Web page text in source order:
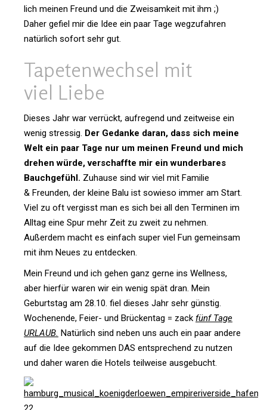
lich meinen Freund und die Zwei­sam­keit mit ihm ;)
Daher gefiel mir die Idee ein paar Tage weg­zu­fahren
natür­lich sofort sehr gut.
Tape­ten­wechsel mit
viel Liebe
Dieses Jahr war ver­rückt, auf­re­gend und zeit­weise ein
wenig stressig. Der Gedanke daran, dass sich meine
Welt ein paar Tage nur um meinen Freund und mich
drehen würde, ver­schaffte mir ein wun­der­bares
Bauch­ge­fühl. Zuhause sind wir viel mit Familie
& Freunden, der kleine Balu ist sowieso immer am Start.
Viel zu oft ver­gisst man es sich bei all den Ter­minen im
Alltag eine Spur mehr Zeit zu zweit zu nehmen.
Außerdem macht es ein­fach super viel Fun gemeinsam
mit ihm Neues zu entdecken.
Mein Freund und ich gehen ganz gerne ins Well­ness,
aber hierfür waren wir ein wenig spät dran. Mein
Geburtstag am 28.10. fiel dieses Jahr sehr günstig.
Wochen­ende, Feier- und Brü­ckentag = zack fünf Tage
URLAUB. Natür­lich sind neben uns auch ein paar andere
auf die Idee gekommen DAS ent­spre­chend zu nutzen
und daher waren die Hotels teil­weise ausgebucht.